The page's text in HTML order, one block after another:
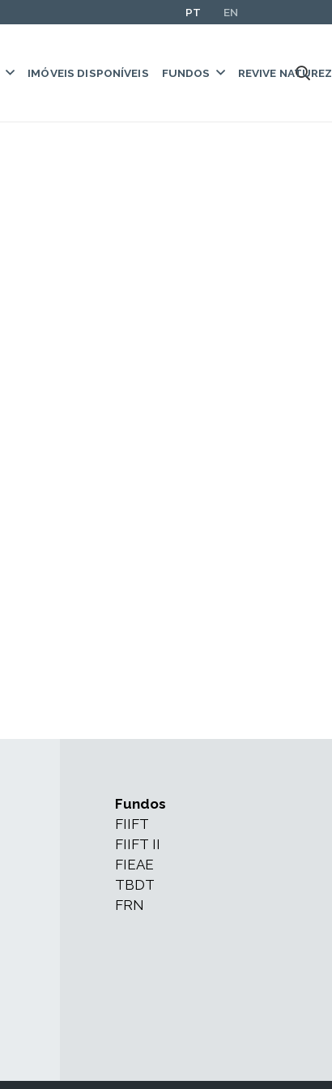
PT EN
IMÓVEIS DISPONÍVEIS FUNDOS REVIVE
Fundos
FIIFT
FIIFT II
FIEAE
TBDT
FRN